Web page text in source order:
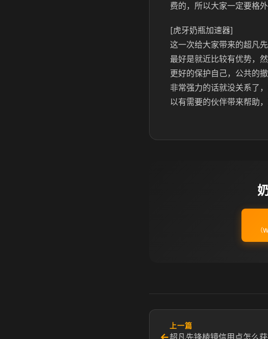
费的，所以大家一定要格外
[虎牙奶瓶加速器]
这一次给大家带来的超凡
最好是就近比较有优势，
更好的保护自己，公共的
非常强力的话就没关系了
以有需要的伙伴带来帮助
（
上一篇
超凡先锋棱镜信用点怎么